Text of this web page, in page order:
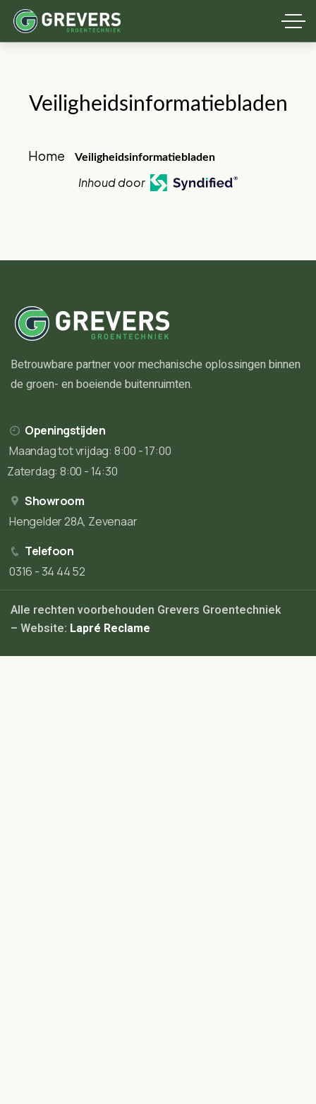
Veiligheidsinformatiebladen
Home Veiligheidsinformatiebladen
Inhoud door
Betrouwbare partner voor mechanische oplossingen binnen
de groen- en boeiende buitenruimten.
Openingstijden
Maandag tot vrijdag: 8:00 - 17:00
Zaterdag: 8:00 - 14:30
Showroom
Hengelder 28A, Zevenaar
Telefoon
0316 - 34 44 52
Alle rechten voorbehouden Grevers Groentechniek
– Website: Lapré Reclame